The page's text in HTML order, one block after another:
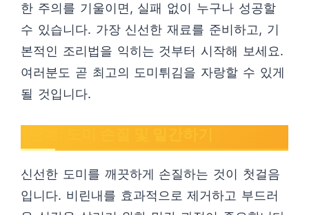
한 주의를 기울이면, 실패 없이 누구나 성공할
수 있습니다. 가장 신선한 재료를 준비하고, 기
본적인 조리법을 익히는 것부터 시작해 보세요.
여러분도 곧 최고의 도미튀김을 자랑할 수 있게
될 것입니다.
신선한 도미를 깨끗하게 손질하는 것이 첫걸음
입니다. 비린내를 효과적으로 제거하고 부드러